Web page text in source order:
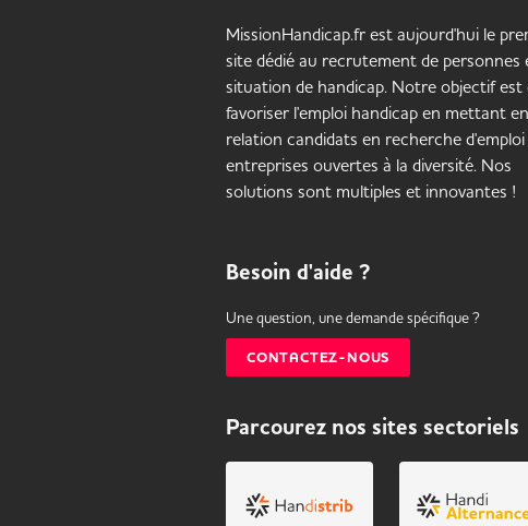
MissionHandicap.fr est aujourd'hui le
site dédié au recrutement de personnes
situation de handicap. Notre objectif est
favoriser l'emploi handicap en mettant en
relation candidats en recherche d'emploi
entreprises ouvertes à la diversité. Nos
solutions sont multiples et innovantes !
Besoin d'aide ?
Une question, une demande spécifique ?
CONTACTEZ-NOUS
Parcourez nos sites sectoriels